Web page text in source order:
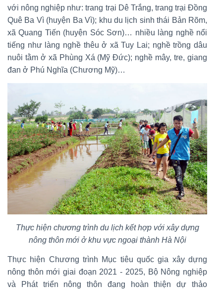
với nông nghiệp như: trang trại Dê Trắng, trang trại Đồng
Quê Ba Vì (huyện Ba Vì); khu du lịch sinh thái Bản Rõm,
xã Quang Tiến (huyện Sóc Sơn)… nhiều làng nghề nổi
tiếng như làng nghề thêu ở xã Tuy Lai; nghề trồng dâu
nuôi tằm ở xã Phùng Xá (Mỹ Đức); nghề mây, tre, giang
đan ở Phú Nghĩa (Chương Mỹ)…
Thực hiện chương trình du lịch kết hợp với xây dựng
nông thôn mới ở khu vực ngoại thành Hà Nội
Thực hiện Chương trình Mục tiêu quốc gia xây dựng
nông thôn mới giai đoạn 2021 - 2025, Bộ Nông nghiệp
và Phát triển nông thôn đang hoàn thiện dự thảo